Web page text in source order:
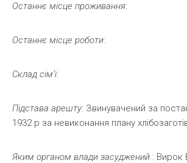
Останнє місце проживання:
Останнє місце роботи:
Склад сім’ї:
Підстава арешту: Звинувачений за
1932 р за невиконання плану
Яким органом влади засуджений : Вирок